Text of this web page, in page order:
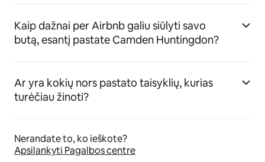
Kaip dažnai per Airbnb galiu siūlyti savo
butą, esantį pastate Camden Huntingdon?
Ar yra kokių nors pastato taisyklių, kurias
turėčiau žinoti?
Nerandate to, ko ieškote?
Apsilankyti Pagalbos centre